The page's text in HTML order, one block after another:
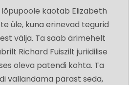
kaotab Elizabeth
üle, kuna erinevad tegurid
välja. Ta saab ärimehelt
Richard Fuiszilt juriidilise
oleva patendi kohta. Ta
vallandama pärast seda,